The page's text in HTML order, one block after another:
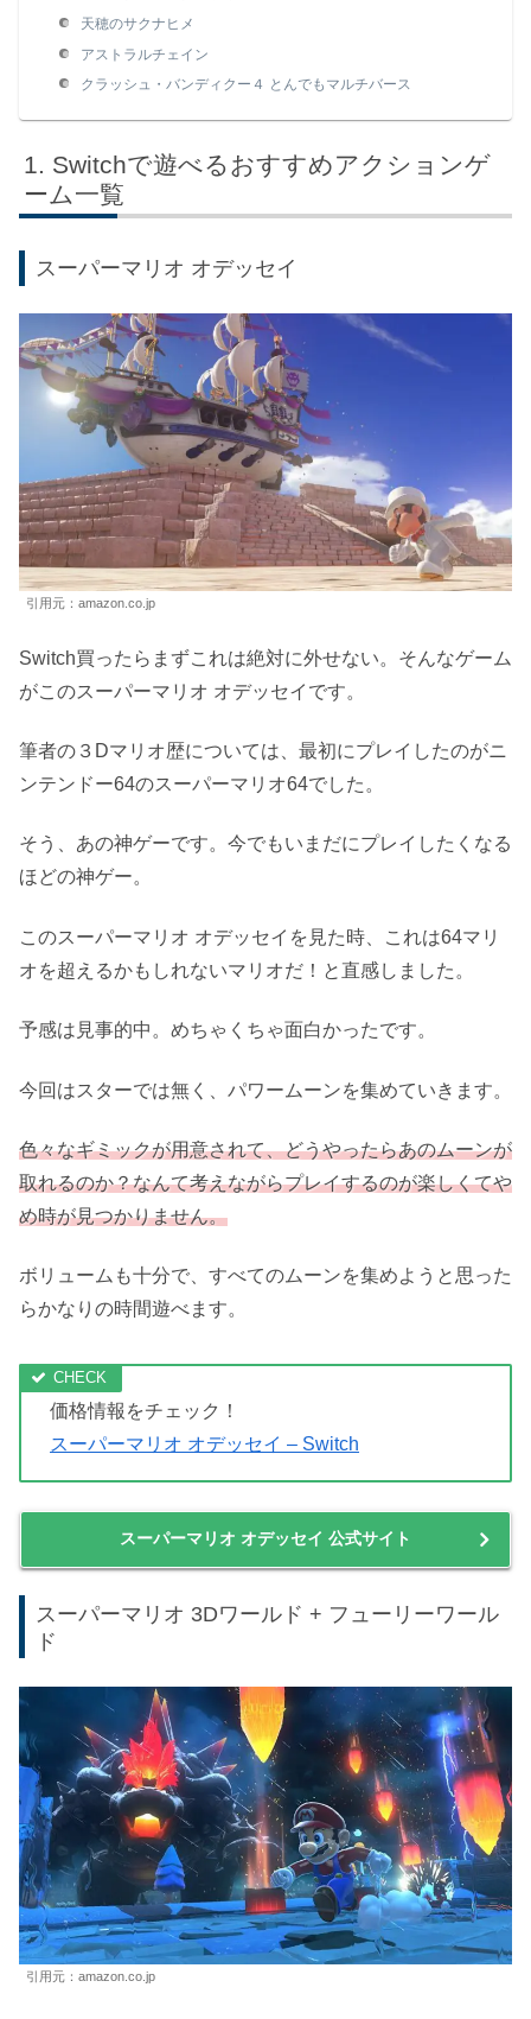
天穂のサクナヒメ
アストラルチェイン
クラッシュ・バンディクー４ とんでもマルチバース
Switchで遊べるおすすめアクションゲ
ーム一覧
スーパーマリオ オデッセイ
引用元：amazon.co.jp
Switch買ったらまずこれは絶対に外せない。そんなゲーム
がこのスーパーマリオ オデッセイです。
筆者の３Dマリオ歴については、最初にプレイしたのがニ
ンテンドー64のスーパーマリオ64でした。
そう、あの神ゲーです。今でもいまだにプレイしたくなる
ほどの神ゲー。
このスーパーマリオ オデッセイを見た時、これは64マリ
オを超えるかもしれないマリオだ！と直感しました。
予感は見事的中。めちゃくちゃ面白かったです。
今回はスターでは無く、パワームーンを集めていきます。
色々なギミックが用意されて、どうやったらあのムーンが
取れるのか？なんて考えながらプレイするのが楽しくてや
め時が見つかりません。
ボリュームも十分で、すべてのムーンを集めようと思った
らかなりの時間遊べます。
価格情報をチェック！
スーパーマリオ オデッセイ – Switch
スーパーマリオ オデッセイ 公式サイト
スーパーマリオ 3Dワールド + フューリーワール
ド
引用元：amazon.co.jp